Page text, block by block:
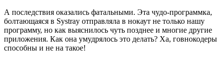
А последствия оказались фатальными. Эта чудо-программка,
болтающаяся в Systray отправляла в нокаут не только нашу
программу, но как выяснилось чуть позднее и многие другие
приложения. Как она умудрялось это делать? Ха, говнокодеры
способны и не на такое!